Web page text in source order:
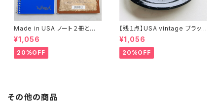
Made in USA ノート２冊とお
まけ
¥1,056
20%OFF
【残１点】USA vintage ブラック
琺瑯プレート
¥1,056
20%OFF
その他の商品